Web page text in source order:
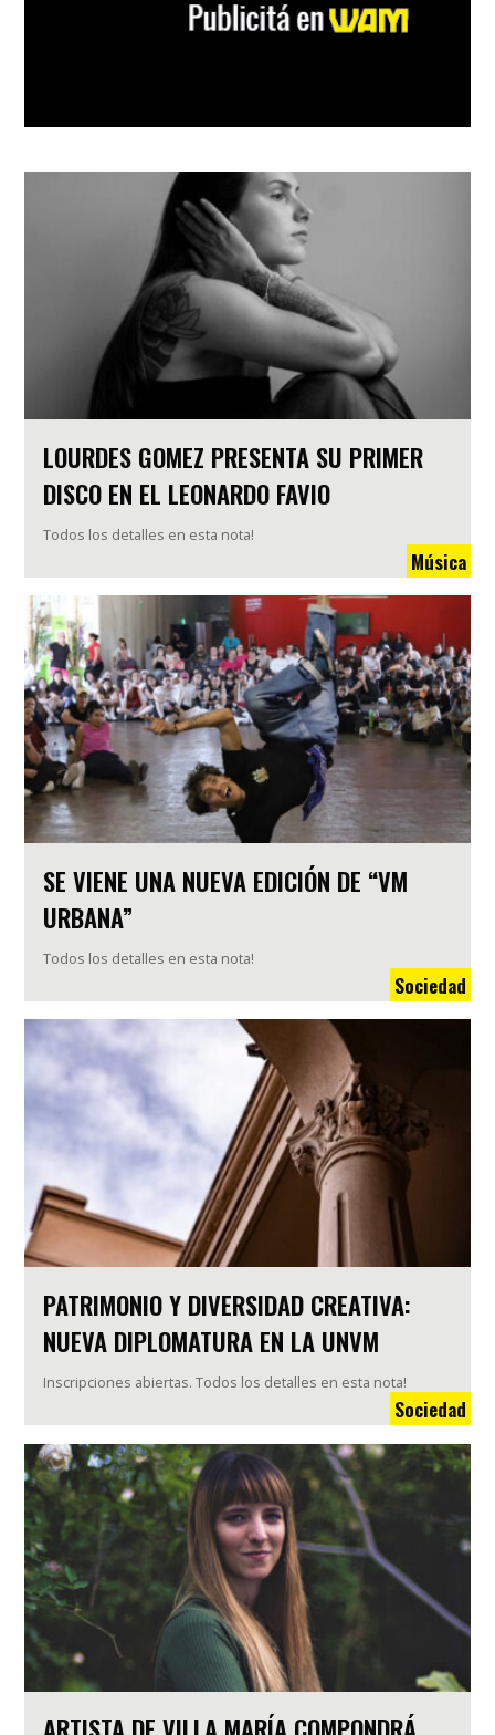
LOURDES GOMEZ PRESENTA SU PRIMER
DISCO EN EL LEONARDO FAVIO
Todos los detalles en esta nota!
Música
SE VIENE UNA NUEVA EDICIÓN DE “VM
URBANA”
Todos los detalles en esta nota!
Sociedad
PATRIMONIO Y DIVERSIDAD CREATIVA:
NUEVA DIPLOMATURA EN LA UNVM
Inscripciones abiertas. Todos los detalles en esta nota!
Sociedad
ARTISTA DE VILLA MARÍA COMPONDRÁ